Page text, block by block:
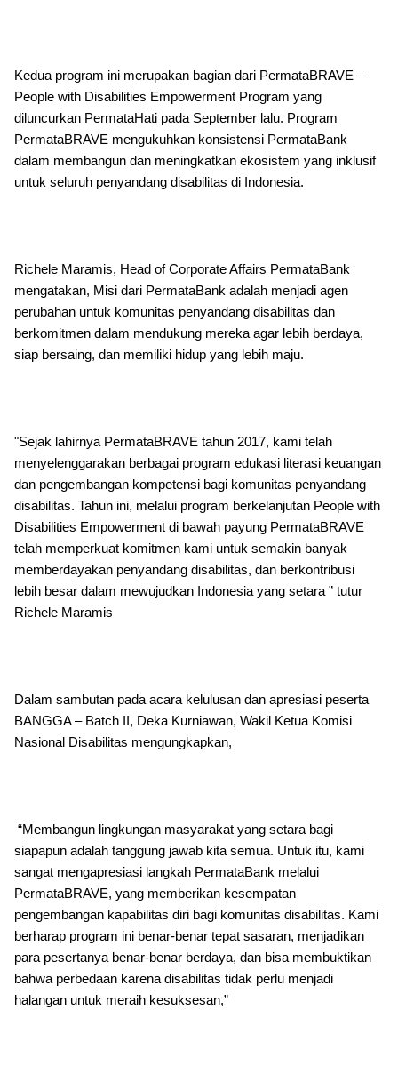
Kedua program ini merupakan bagian dari PermataBRAVE –
People with Disabilities Empowerment Program yang
diluncurkan PermataHati pada September lalu. Program
PermataBRAVE mengukuhkan konsistensi PermataBank
dalam membangun dan meningkatkan ekosistem yang inklusif
untuk seluruh penyandang disabilitas di Indonesia.
Richele Maramis, Head of Corporate Affairs PermataBank
mengatakan, Misi dari PermataBank adalah menjadi agen
perubahan untuk komunitas penyandang disabilitas dan
berkomitmen dalam mendukung mereka agar lebih berdaya,
siap bersaing, dan memiliki hidup yang lebih maju.
"Sejak lahirnya PermataBRAVE tahun 2017, kami telah
menyelenggarakan berbagai program edukasi literasi keuangan
dan pengembangan kompetensi bagi komunitas penyandang
disabilitas. Tahun ini, melalui program berkelanjutan People with
Disabilities Empowerment di bawah payung PermataBRAVE
telah memperkuat komitmen kami untuk semakin banyak
memberdayakan penyandang disabilitas, dan berkontribusi
lebih besar dalam mewujudkan Indonesia yang setara ” tutur
Richele Maramis
Dalam sambutan pada acara kelulusan dan apresiasi peserta
BANGGA – Batch II, Deka Kurniawan, Wakil Ketua Komisi
Nasional Disabilitas mengungkapkan,
“Membangun lingkungan masyarakat yang setara bagi
siapapun adalah tanggung jawab kita semua. Untuk itu, kami
sangat mengapresiasi langkah PermataBank melalui
PermataBRAVE, yang memberikan kesempatan
pengembangan kapabilitas diri bagi komunitas disabilitas. Kami
berharap program ini benar-benar tepat sasaran, menjadikan
para pesertanya benar-benar berdaya, dan bisa membuktikan
bahwa perbedaan karena disabilitas tidak perlu menjadi
halangan untuk meraih kesuksesan,”